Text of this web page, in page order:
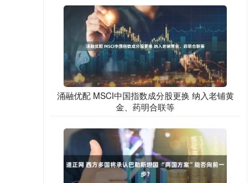
涌融优配 MSCI中国指数成分股更换 纳入老铺黄
金、药明合联等